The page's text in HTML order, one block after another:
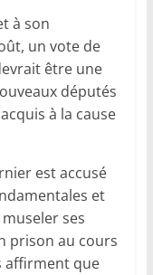
à son
un vote de
être une
députés
à la cause
est accusé
et
ses
prison au cours
affirment que